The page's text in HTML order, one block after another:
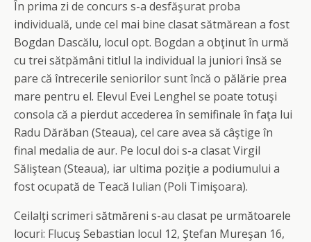
În prima zi de concurs s-a desfăşurat proba
individuală, unde cel mai bine clasat sătmărean a fost
Bogdan Dascălu, locul opt. Bogdan a obţinut în urmă
cu trei sătpămâni titlul la individual la juniori însă se
pare că întrecerile seniorilor sunt încă o pălărie prea
mare pentru el. Elevul Evei Lenghel se poate totuşi
consola că a pierdut accederea în semifinale în faţa lui
Radu Dărăban (Steaua), cel care avea să câştige în
final medalia de aur. Pe locul doi s-a clasat Virgil
Săliştean (Steaua), iar ultima poziţie a podiumului a
fost ocupată de Teacă Iulian (Poli Timişoara).
Ceilalţi scrimeri sătmăreni s-au clasat pe următoarele
locuri: Flucuş Sebastian locul 12, Ştefan Mureşan 16,